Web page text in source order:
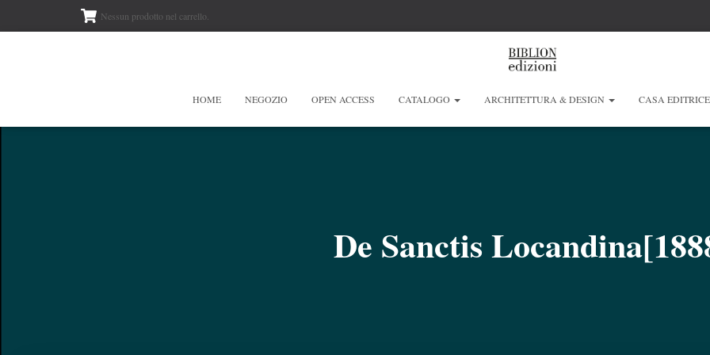
Nessun prodotto nel carrello.
HOME NEGOZIO OPEN ACCESS CATALOGO ARCHITETTURA & DESIGN CASA EDITRICE
De Sanctis